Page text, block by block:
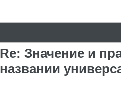
Re: Значение и
названии